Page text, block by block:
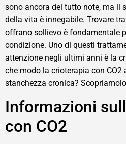
sono ancora del tutto note, ma il
della vita è innegabile. Trovare
offrano sollievo è fondamentale
condizione. Uno di questi
attenzione negli ultimi anni è la
che modo la crioterapia con CO2
stanchezza cronica?
Informazioni
con CO2